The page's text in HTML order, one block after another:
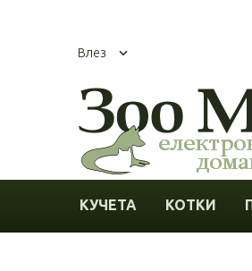
Влез
КУЧЕТА КОТКИ